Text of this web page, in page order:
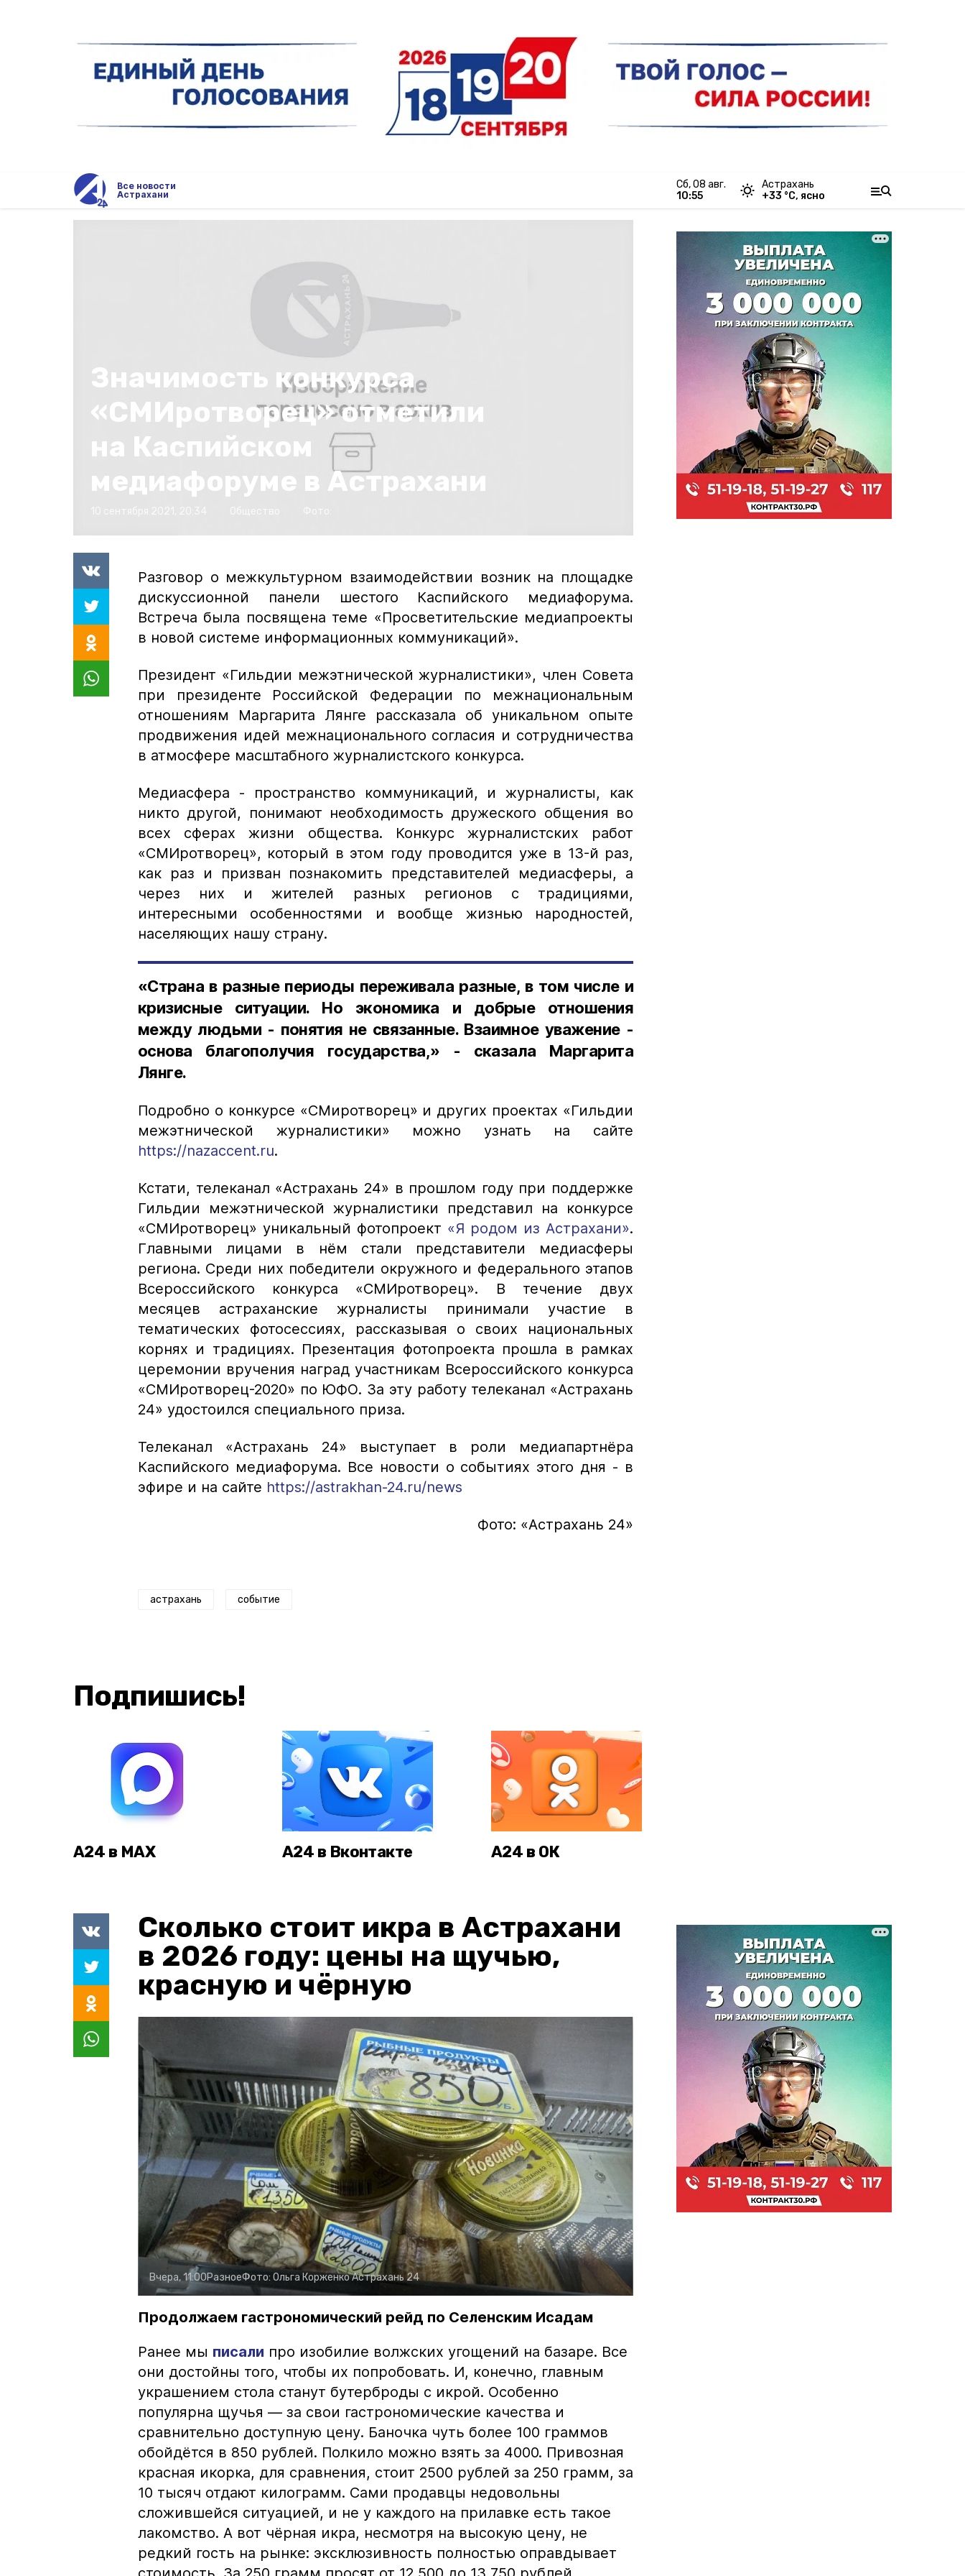
Все новости
Астрахани
сб, 08 авг.
10:55
Астрахань
+33 °С, ясно
Значимость конкурса
«СМИротворец» отметили
на Каспийском
медиафоруме в Астрахани
Разговор о межкультурном взаимодействии возник на площадке
дискуссионной панели шестого Каспийского медиафорума.
Встреча была посвящена теме «Просветительские медиапроекты
в новой системе информационных коммуникаций».
Президент «Гильдии межэтнической журналистики», член Совета
при президенте Российской Федерации по межнациональным
отношениям Маргарита Лянге рассказала об уникальном опыте
продвижения идей межнационального согласия и сотрудничества
в атмосфере масштабного журналистского конкурса.
Медиасфера - пространство коммуникаций, и журналисты, как
никто другой, понимают необходимость дружеского общения во
всех сферах жизни общества. Конкурс журналистских работ
«СМИротворец», который в этом году проводится уже в 13-й раз,
как раз и призван познакомить представителей медиасферы, а
через них и жителей разных регионов с традициями,
интересными особенностями и вообще жизнью народностей,
населяющих нашу страну.
«Страна в разные периоды переживала разные, в том числе и
кризисные ситуации. Но экономика и добрые отношения
между людьми - понятия не связанные. Взаимное уважение -
основа благополучия государства,» - сказала Маргарита
Лянге.
Подробно о конкурсе «СМиротворец» и других проектах «Гильдии
межэтнической журналистики» можно узнать на сайте
https://nazaccent.ru.
Кстати, телеканал «Астрахань 24» в прошлом году при поддержке
Гильдии межэтнической журналистики представил на конкурсе
«СМИротворец» уникальный фотопроект «Я родом из Астрахани».
Главными лицами в нём стали представители медиасферы
региона. Среди них победители окружного и федерального этапов
Всероссийского конкурса «СМИротворец». В течение двух
месяцев астраханские журналисты принимали участие в
тематических фотосессиях, рассказывая о своих национальных
корнях и традициях. Презентация фотопроекта прошла в рамках
церемонии вручения наград участникам Всероссийского конкурса
«СМИротворец-2020» по ЮФО. За эту работу телеканал «Астрахань
24» удостоился специального приза.
Телеканал «Астрахань 24» выступает в роли медиапартнёра
Каспийского медиафорума. Все новости о событиях этого дня - в
эфире и на сайте https://astrakhan-24.ru/news
Фото: «Астрахань 24»
астрахань событие
Подпишись!
А24 в MAX А24 в Вконтакте А24 в ОК
Сколько стоит икра в Астрахани
в 2026 году: цены на щучью,
красную и чёрную
Вчера, 11:00РазноеФото: Ольга КорженкоАстрахань 24
Продолжаем гастрономический рейд по Селенским Исадам
Ранее мы писали про изобилие волжских угощений на базаре. Все
они достойны того, чтобы их попробовать. И, конечно, главным
украшением стола станут бутерброды с икрой. Особенно
популярна щучья — за свои гастрономические качества и
сравнительно доступную цену. Баночка чуть более 100 граммов
обойдётся в 850 рублей. Полкило можно взять за 4000. Привозная
красная икорка, для сравнения, стоит 2500 рублей за 250 грамм, за
10 тысяч отдают килограмм. Сами продавцы недовольны
сложившейся ситуацией, и не у каждого на прилавке есть такое
лакомство. А вот чёрная икра, несмотря на высокую цену, не
редкий гость на рынке: эксклюзивность полностью оправдывает